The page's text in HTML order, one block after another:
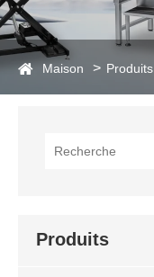
Maison Produits
Produits